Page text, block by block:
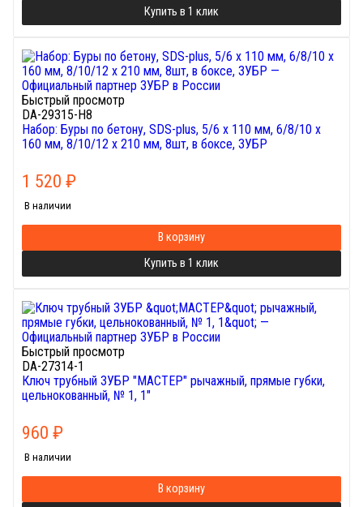
Купить в 1 клик
Быстрый просмотр
DA-29315-H8
Набор: Буры по бетону, SDS-plus, 5/6 х 110 мм, 6/8/10 х
160 мм, 8/10/12 х 210 мм, 8шт, в боксе, ЗУБР
1 520 ₽
В наличии
В корзину
Купить в 1 клик
Быстрый просмотр
DA-27314-1
Ключ трубный ЗУБР "МАСТЕР" рычажный, прямые губки,
цельнокованный, № 1, 1"
960 ₽
В наличии
В корзину